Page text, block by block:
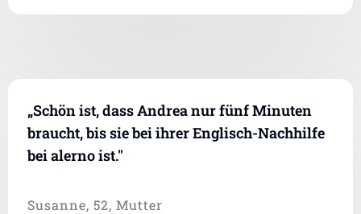
„Schön ist, dass Andrea nur fünf Minuten
braucht, bis sie bei ihrer Englisch-Nachhilfe
bei alerno ist."
Susanne, 52, Mutter